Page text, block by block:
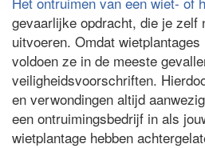
gevaarlijke opdracht, die je zelf
uitvoeren. Omdat
voldoen ze in de meeste
veiligheidsvoorschriften.
en verwondingen altijd
een ontruimingsbedrijf in als
wietplantage hebben